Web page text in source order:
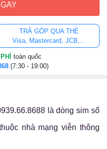
TRẢ GÓP QUA THẺ
Visa, Mastercard, JCB,...
toàn quốc
(7:30 - 19:00)
là dòng sim số
nhà mạng viễn thông